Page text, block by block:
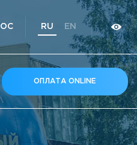
RU EN
ОПЛАТА ONLINE